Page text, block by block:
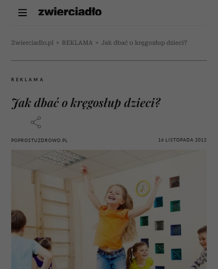
Zwierciadlo.pl > REKLAMA > Jak dbać o kręgosłup dzieci?
REKLAMA
Jak dbać o kręgosłup dzieci?
POPROSTUZDROWO.PL 16 LISTOPADA 2012